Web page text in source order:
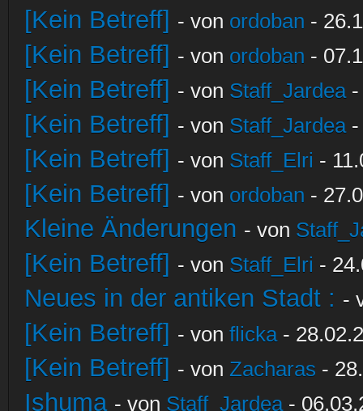
[Kein Betreff] - von ordoban -
[Kein Betreff] - von ordoban -
[Kein Betreff] - von Staff_Jardea-
[Kein Betreff] - von Staff_Jardea-
[Kein Betreff] - von Staff_Elri -
[Kein Betreff] - von ordoban -
Kleine Änderungen - von
[Kein Betreff] - von Staff_Elri -
Neues in der antiken Stadt : -
[Kein Betreff] - von flicka-
[Kein Betreff] - von Zacharas -
Ishuma - von Staff_Jardea-